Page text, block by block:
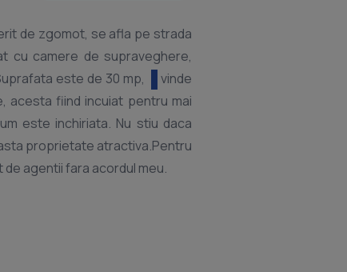
de zgomot, se afla pe strada
cu camere de supraveghere,
este de 30 mp,
vinde
acesta fiind incuiat pentru mai
este inchiriata. Nu stiu daca
proprietate atractiva.Pentru